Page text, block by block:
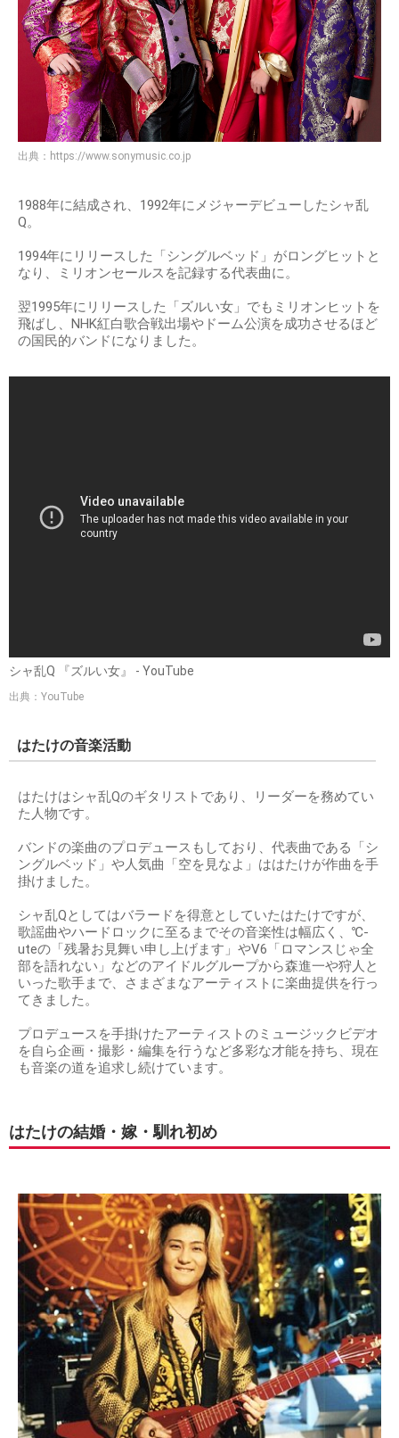
出典： https://www.sonymusic.co.jp
1988年に結成され、1992年にメジャーデビューしたシャ乱
Q。
1994年にリリースした「シングルベッド」がロングヒットと
なり、ミリオンセールスを記録する代表曲に。
翌1995年にリリースした「ズルい女」でもミリオンヒットを
飛ばし、NHK紅白歌合戦出場やドーム公演を成功させるほど
の国民的バンドになりました。
シャ乱Q 『ズルい女』 - YouTube
出典：YouTube
はたけの音楽活動
はたけはシャ乱Qのギタリストであり、リーダーを務めてい
た人物です。
バンドの楽曲のプロデュースもしており、代表曲である「シ
ングルベッド」や人気曲「空を見なよ」ははたけが作曲を手
掛けました。
シャ乱Qとしてはバラードを得意としていたはたけですが、
歌謡曲やハードロックに至るまでその音楽性は幅広く、℃-
uteの「残暑お見舞い申し上げます」やV6「ロマンスじゃ全
部を語れない」などのアイドルグループから森進一や狩人と
いった歌手まで、さまざまなアーティストに楽曲提供を行っ
てきました。
プロデュースを手掛けたアーティストのミュージックビデオ
を自ら企画・撮影・編集を行うなど多彩な才能を持ち、現在
も音楽の道を追求し続けています。
はたけの結婚・嫁・馴れ初め